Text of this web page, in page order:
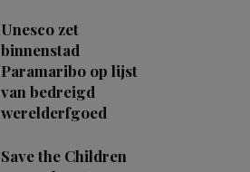
Unesco zet
binnenstad
Paramaribo op lijst
van bedreigd
werelderfgoed
Save the Children